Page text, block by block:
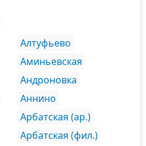
Алтуфьево
Аминьевская
Андроновка
Аннино
Арбатская (ар.)
Арбатская (фил.)